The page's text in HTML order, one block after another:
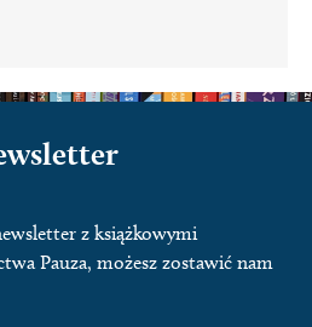
z książkowymi
Pauza, możesz zostawić nam